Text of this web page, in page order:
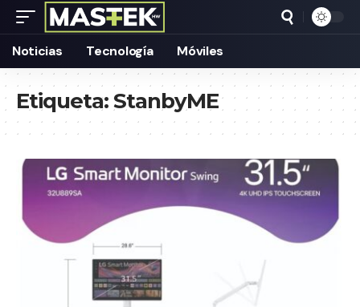
Noticias Tecnología Móviles
Etiqueta:StanbyME